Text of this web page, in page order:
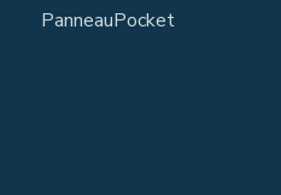
PanneauPocket